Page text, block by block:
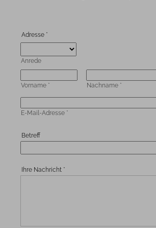
Adresse *
Anrede
Vorname * Nachname *
E-Mail-Adresse *
Betreff
Ihre Nachricht *